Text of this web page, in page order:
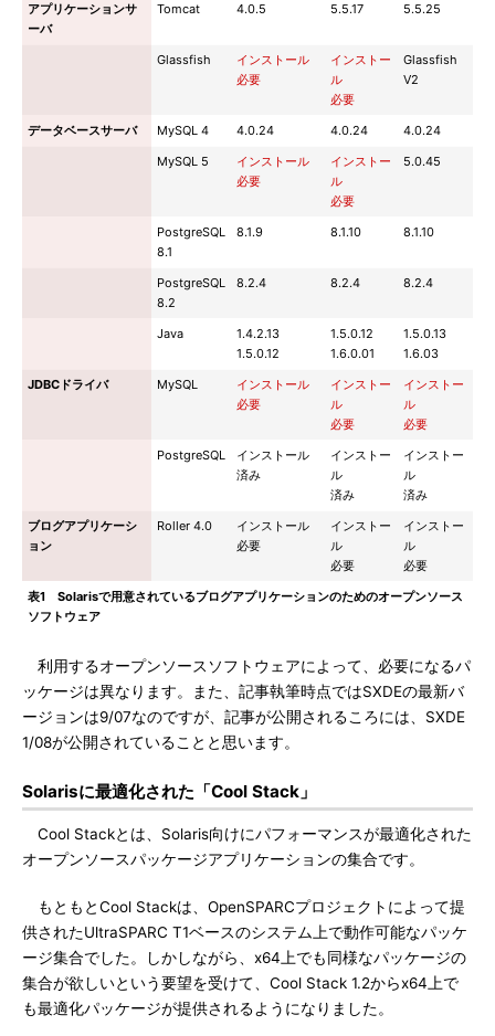
アプリケーションサ
ーバ
Tomcat 4.0.5 5.5.17 5.5.25
Glassfish
インストール
必要
インストー
ル
必要
Glassfish
V2
データベースサーバ MySQL 4 4.0.24 4.0.24
4.0.24
MySQL 5
インストール
必要
インストー
ル
必要
5.0.45
PostgreSQL
8.1
8.1.9 8.1.10 8.1.10
PostgreSQL
8.2
8.2.4 8.2.4 8.2.4
Java
1.4.2.13
1.5.0.12
1.5.0.12
1.6.0.01
1.5.0.13
1.6.03
JDBCドライバ
MySQL
インストール
必要
インストー
ル
必要
インストー
ル
必要
PostgreSQL
インストール
済み
インストー
ル
済み
インストー
ル
済み
ブログアプリケーシ
ョン
Roller 4.0
インストール
必要
インストー
ル
必要
インストー
ル
必要
表1 Solarisで用意されているブログアプリケーションのためのオープンソース
ソフトウェア
利用するオープンソースソフトウェアによって、必要になるパ
ッケージは異なります。また、記事執筆時点ではSXDEの最新バ
ージョンは9/07なのですが、記事が公開されるころには、SXDE
1/08が公開されていることと思います。
Solarisに最適化された「Cool Stack」
Cool Stackとは、Solaris向けにパフォーマンスが最適化された
オープンソースパッケージアプリケーションの集合です。
もともとCool Stackは、OpenSPARCプロジェクトによって提
供されたUltraSPARC T1ベースのシステム上で動作可能なパッケ
ージ集合でした。しかしながら、x64上でも同様なパッケージの
集合が欲しいという要望を受けて、Cool Stack 1.2からx64上で
も最適化パッケージが提供されるようになりました。